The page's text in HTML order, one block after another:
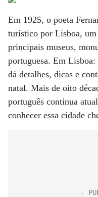
Em 1925, o poeta
turístico por Lisboa,
principais museus,
portuguesa. Em
dá detalhes, dicas e
natal. Mais de oito
português continua
conhecer essa cidade